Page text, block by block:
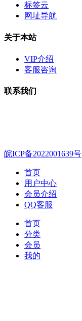
标签云
网址导航
关于本站
VIP介绍
客服咨询
联系我们
皖ICP备2022001639号
首页
用户中心
会员介绍
QQ客服
首页
分类
会员
我的